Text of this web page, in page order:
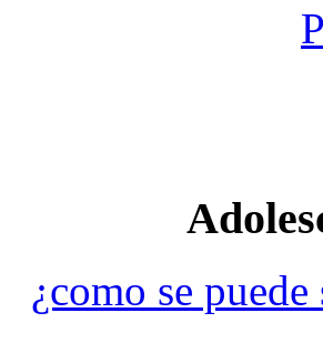
¿como se